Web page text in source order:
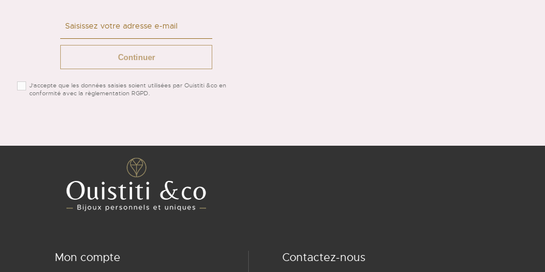
Continuer
J'accepte que les données saisies soient utilisées par Ouistiti &co en
conformité avec la règlementation RGPD.
Mon compte Contactez-nous